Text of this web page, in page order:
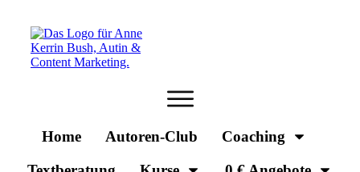
Home Autoren-Club
Coaching